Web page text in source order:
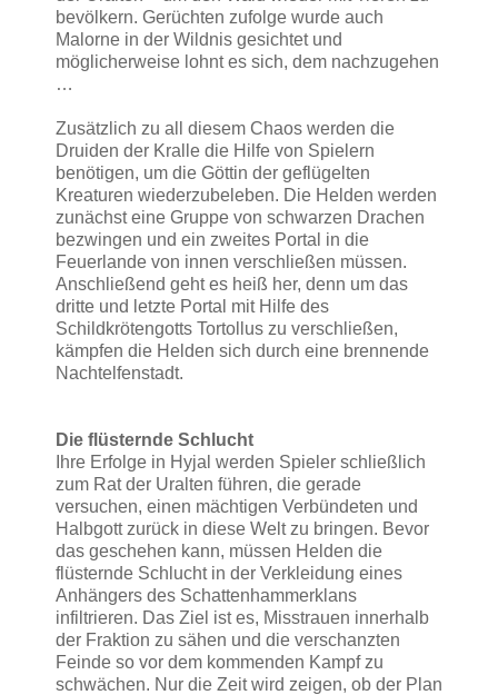
bevölkern. Gerüchten zufolge wurde auch
Malorne in der Wildnis gesichtet und
möglicherweise lohnt es sich, dem nachzugehen
…
Zusätzlich zu all diesem Chaos werden die
Druiden der Kralle die Hilfe von Spielern
benötigen, um die Göttin der geflügelten
Kreaturen wiederzubeleben. Die Helden werden
zunächst eine Gruppe von schwarzen Drachen
bezwingen und ein zweites Portal in die
Feuerlande von innen verschließen müssen.
Anschließend geht es heiß her, denn um das
dritte und letzte Portal mit Hilfe des
Schildkrötengotts Tortollus zu verschließen,
kämpfen die Helden sich durch eine brennende
Nachtelfenstadt.
Die flüsternde Schlucht
Ihre Erfolge in Hyjal werden Spieler schließlich
zum Rat der Uralten führen, die gerade
versuchen, einen mächtigen Verbündeten und
Halbgott zurück in diese Welt zu bringen. Bevor
das geschehen kann, müssen Helden die
flüsternde Schlucht in der Verkleidung eines
Anhängers des Schattenhammerklans
infiltrieren. Das Ziel ist es, Misstrauen innerhalb
der Fraktion zu sähen und die verschanzten
Feinde so vor dem kommenden Kampf zu
schwächen. Nur die Zeit wird zeigen, ob der Plan